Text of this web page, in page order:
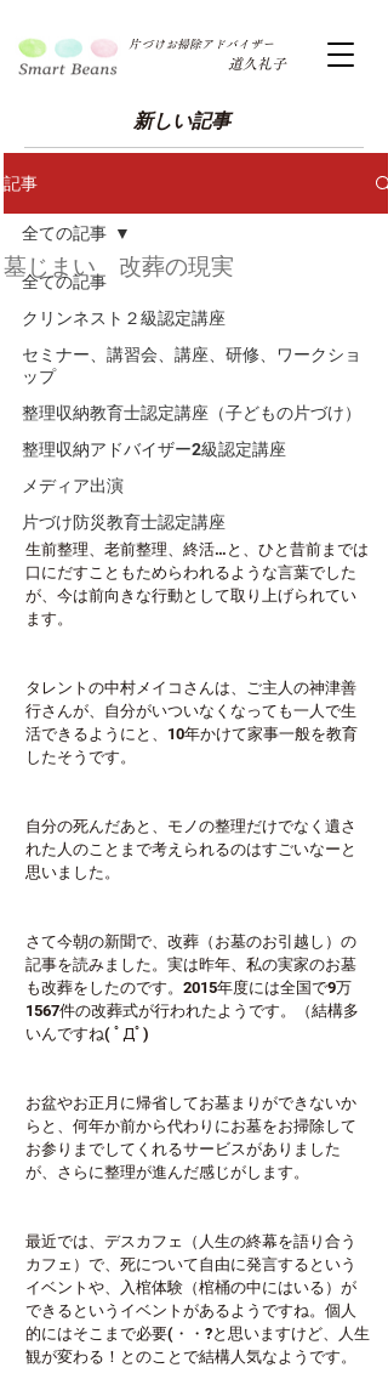
片づけお掃除アドバイザー
道久礼子
新しい記事
記事
全ての記事
クリンネスト２級認定講座
セミナー、講習会、講座、研修、ワークショ
ップ
整理収納教育士認定講座（子どもの片づけ）
整理収納アドバイザー2級認定講座
メディア出演
片づけ防災教育士認定講座
全ての記事
墓じまい 改葬の現実
生前整理、老前整理、終活…と、ひと昔前までは
口にだすこともためらわれるような言葉でした
が、今は前向きな行動として取り上げられてい
ます。
タレントの中村メイコさんは、ご主人の神津善
行さんが、自分がいついなくなっても一人で生
活できるようにと、10年かけて家事一般を教育
したそうです。
自分の死んだあと、モノの整理だけでなく遺さ
れた人のことまで考えられるのはすごいなーと
思いました。
さて今朝の新聞で、改葬（お墓のお引越し）の
記事を読みました。実は昨年、私の実家のお墓
も改葬をしたのです。2015年度には全国で9万
1567件の改葬式が行われたようです。（結構多
いんですね( ﾟДﾟ)
お盆やお正月に帰省してお墓まりができないか
らと、何年か前から代わりにお墓をお掃除して
お参りまでしてくれるサービスがありました
が、さらに整理が進んだ感じがします。
最近では、デスカフェ（人生の終幕を語り合う
カフェ）で、死について自由に発言するという
イベントや、入棺体験（棺桶の中にはいる）が
できるというイベントがあるようですね。個人
的にはそこまで必要(・・?と思いますけど、人生
観が変わる！とのことで結構人気なようです。